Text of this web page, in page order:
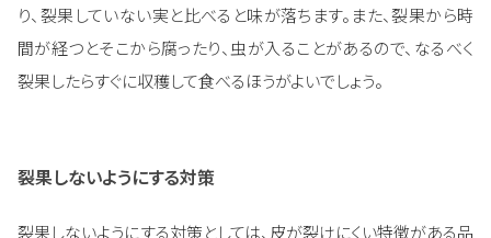
り、裂果していない実と比べると味が落ちます。また、裂果から時
間が経つとそこから腐ったり、虫が入ることがあるので、なるべく
裂果したらすぐに収穫して食べるほうがよいでしょう。
裂果しないようにする対策
裂果しないようにする対策としては、皮が裂けにくい特徴がある品